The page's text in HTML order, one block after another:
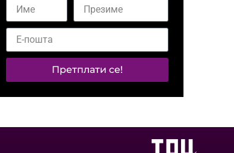
Претплати се!